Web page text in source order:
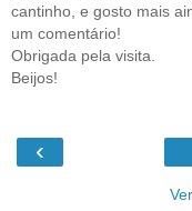
cantinho, e gosto mais
um comentário!
Obrigada pela visita.
Beijos!
‹